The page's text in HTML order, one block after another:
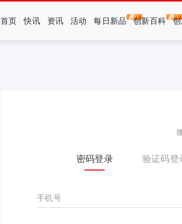
首页 快讯 资讯 活动 每日新品 创新百科
密码登录 验证码登
手机号